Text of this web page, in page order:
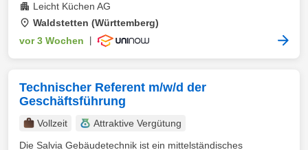
Leicht Küchen AG
Waldstetten (Württemberg)
vor 3 Wochen
Technischer Referent m/w/d der
Geschäftsführung
Vollzeit
Attraktive Vergütung
Die Salvia Gebäudetechnik ist ein mittelständisches